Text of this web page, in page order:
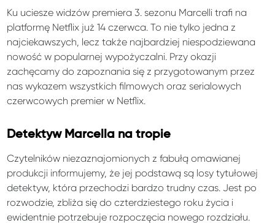
Ku uciesze widzów premiera 3. sezonu Marcelli trafi na
platformę Netflix już 14 czerwca. To nie tylko jedna z
najciekawszych, lecz także najbardziej niespodziewana
nowość w popularnej wypożyczalni. Przy okazji
zachęcamy do zapoznania się z przygotowanym przez
nas wykazem wszystkich filmowych oraz serialowych
czerwcowych premier w Netflix.
Detektyw Marcella na tropie
Czytelników niezaznajomionych z fabułą omawianej
produkcji informujemy, że jej podstawą są losy tytułowej
detektyw, która przechodzi bardzo trudny czas. Jest po
rozwodzie, zbliża się do czterdziestego roku życia i
ewidentnie potrzebuje rozpoczęcia nowego rozdziału.